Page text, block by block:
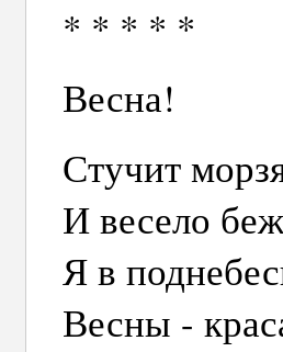
* * * * *
Весна!
Стучит
И весело
Я в
Весны -